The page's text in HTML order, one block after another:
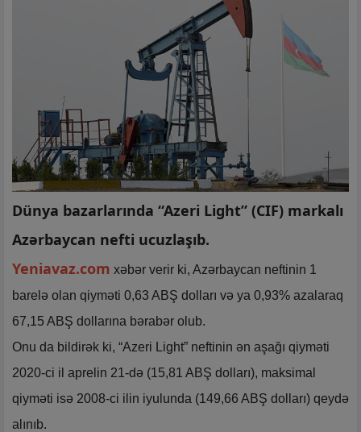
Dünya bazarlarında “Azeri Light” (CIF) markalı
Azərbaycan nefti ucuzlaşıb.
Yeniavaz.com xəbər verir ki, Azərbaycan neftinin 1
barelə olan qiyməti 0,63 ABŞ dolları və ya 0,93% azalaraq
67,15 ABŞ dollarına bərabər olub.
Onu da bildirək ki, “Azeri Light” neftinin ən aşağı qiyməti
2020-ci il aprelin 21-də (15,81 ABŞ dolları), maksimal
qiyməti isə 2008-ci ilin iyulunda (149,66 ABŞ dolları) qeydə
alınıb.